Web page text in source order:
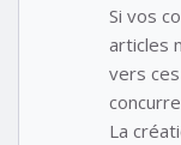
Si vos
articles
vers
La